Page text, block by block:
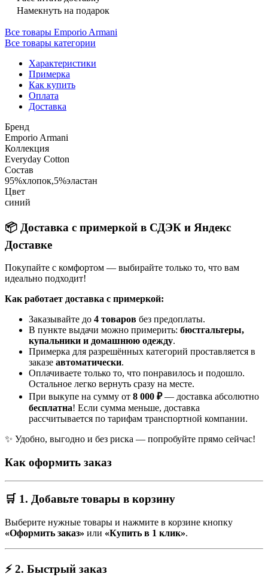
Намекнуть на подарок
Все товары Emporio Armani
Все товары категории
Характеристики
Примерка
Как купить
Оплата
Доставка
Бренд
Emporio Armani
Коллекция
Everyday Cotton
Состав
95%хлопок,5%эластан
Цвет
синий
📦 Доставка с примеркой в СДЭК и Яндекс
Доставке
Покупайте с комфортом — выбирайте только то, что вам
идеально подходит!
Как работает доставка с примеркой:
Заказывайте до 4 товаров без предоплаты.
В пункте выдачи можно примерить: бюстгальтеры,
купальники и домашнюю одежду.
Примерка для разрешённых категорий проставляется в
заказе автоматически.
Оплачиваете только то, что понравилось и подошло.
Остальное легко вернуть сразу на месте.
При выкупе на сумму от 8 000 ₽— доставка абсолютно
бесплатна! Если сумма меньше, доставка
рассчитывается по тарифам транспортной компании.
✨ Удобно, выгодно и без риска — попробуйте прямо сейчас!
Как оформить заказ
🛒 1. Добавьте товары в корзину
Выберите нужные товары и нажмите в корзине кнопку
«Оформить заказ» или «Купить в 1 клик».
⚡ 2. Быстрый заказ